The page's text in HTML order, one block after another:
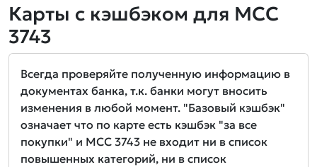
Карты с кэшбэком для MCC
3743
Всегда проверяйте полученную информацию в
документах банка, т.к. банки могут вносить
изменения в любой момент. "Базовый кэшбэк"
означает что по карте есть кэшбэк "за все
покупки" и MCC 3743 не входит ни в список
повышенных категорий, ни в список